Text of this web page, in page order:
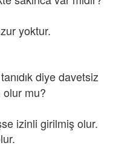
yoktur.
diye davetsiz
mu?
izinli girilmiş olur.